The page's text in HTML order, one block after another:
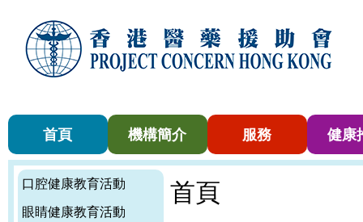
首頁 機構簡介 服務 健康
口腔健康教育活動
眼睛健康教育活動
首頁